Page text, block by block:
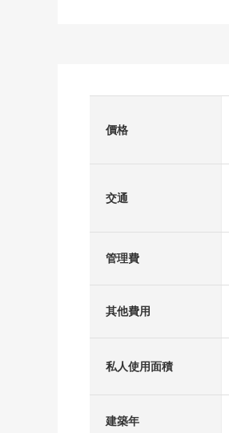
價格
交通
管理費
其他費用
私人使用面積
建築年